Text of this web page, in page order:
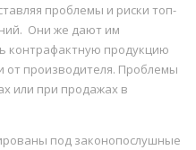
проблемы и риски топ-
Они же дают им
контрафактную продукцию
от производителя. Проблемы
или при продажах в
под законопослушные